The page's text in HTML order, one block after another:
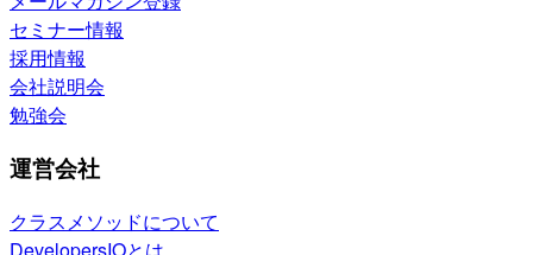
セミナー情報
採用情報
会社説明会
勉強会
運営会社
クラスメソッドについて
DevelopersIOとは